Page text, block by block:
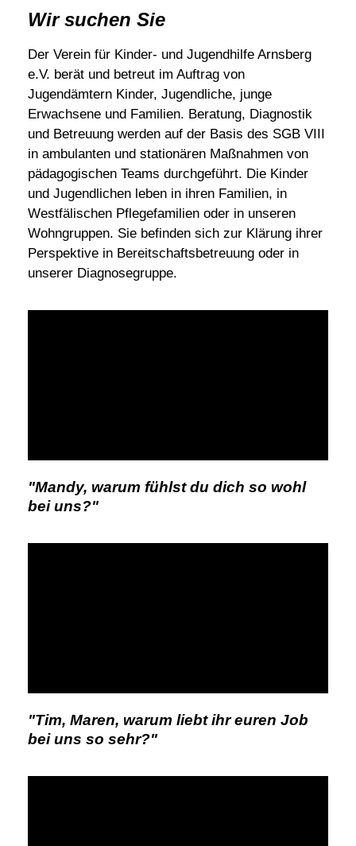
Wir suchen Sie
Der Verein für Kinder- und Jugendhilfe Arnsberg
e.V. berät und betreut im Auftrag von
Jugendämtern Kinder, Jugendliche, junge
Erwachsene und Familien. Beratung, Diagnostik
und Betreuung werden auf der Basis des SGB VIII
in ambulanten und stationären Maßnahmen von
pädagogischen Teams durchgeführt. Die Kinder
und Jugendlichen leben in ihren Familien, in
Westfälischen Pflegefamilien oder in unseren
Wohngruppen. Sie befinden sich zur Klärung ihrer
Perspektive in Bereitschaftsbetreuung oder in
unserer Diagnosegruppe.
"Mandy, warum fühlst du dich so wohl
bei uns?"
"Tim, Maren, warum liebt ihr euren Job
bei uns so sehr?"